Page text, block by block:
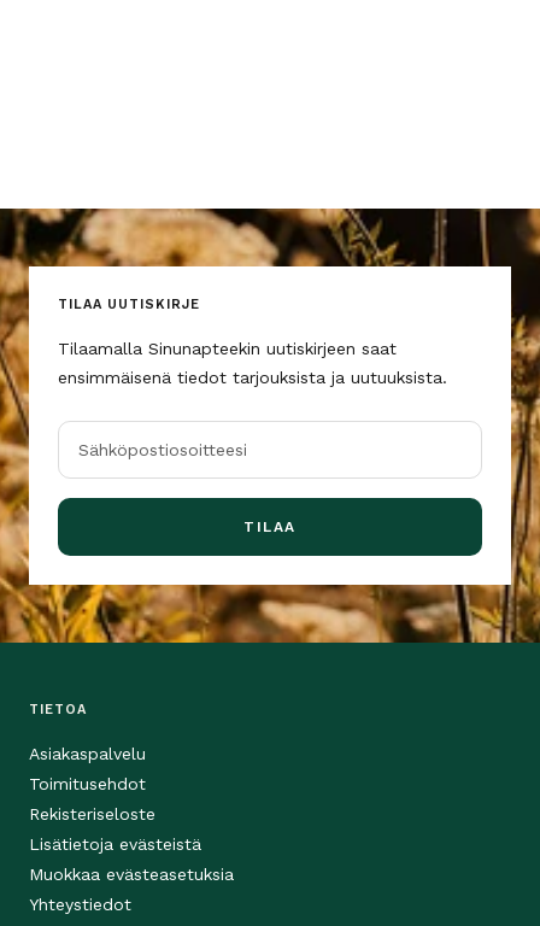
TILAA UUTISKIRJE
Tilaamalla Sinunapteekin uutiskirjeen saat
ensimmäisenä tiedot tarjouksista ja uutuuksista.
Sähköpostiosoitteesi
TILAA
TIETOA
Asiakaspalvelu
Toimitusehdot
Rekisteriseloste
Lisätietoja evästeistä
Muokkaa evästeasetuksia
Yhteystiedot